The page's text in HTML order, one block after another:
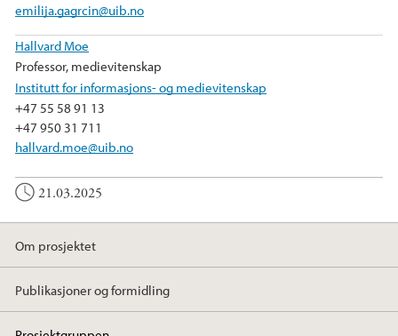
emilija.gagrcin@uib.no
Hallvard Moe
Professor, medievitenskap
Institutt for informasjons- og medievitenskap
+47 55 58 91 13
+47 950 31 711
hallvard.moe@uib.no
21.03.2025
Om prosjektet
Publikasjoner og formidling